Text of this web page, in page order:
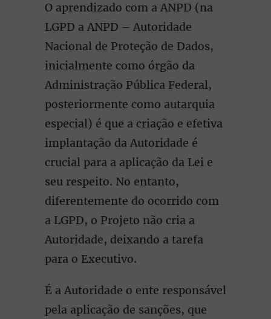
O aprendizado com a ANPD (na
LGPD a ANPD – Autoridade
Nacional de Proteção de Dados,
inicialmente como órgão da
Administração Pública Federal,
posteriormente como autarquia
especial) é que a criação e efetiva
implantação da Autoridade é
crucial para a aplicação da Lei e
seu respeito. No entanto,
diferentemente do ocorrido com
a LGPD, o Projeto não cria a
Autoridade, deixando a tarefa
para o Executivo.
É a Autoridade o ente responsável
pela aplicação de sanções, que